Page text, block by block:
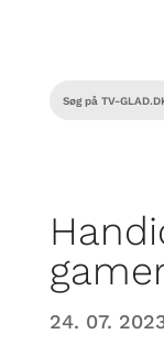
24. 07.